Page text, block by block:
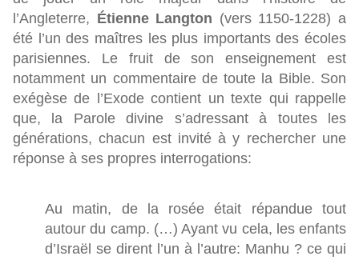
l’Angleterre, Étienne Langton (vers 1150-1228) a
été l’un des maîtres les plus importants des écoles
parisiennes. Le fruit de son enseignement est
notamment un commentaire de toute la Bible. Son
exégèse de l’Exode contient un texte qui rappelle
que, la Parole divine s’adressant à toutes les
générations, chacun est invité à y rechercher une
réponse à ses propres interrogations:
Au matin, de la rosée était répandue tout
autour du camp. (…) Ayant vu cela, les enfants
d’Israël se dirent l’un à l’autre: Manhu ? ce qui